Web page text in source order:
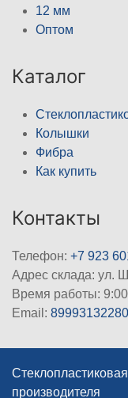
12 мм
Оптом
Каталог
Колышки
Фибра
Как купить
Контакты
Телефон: +7 923
Адрес склада: ул.
Время работы:
Email:
производителя